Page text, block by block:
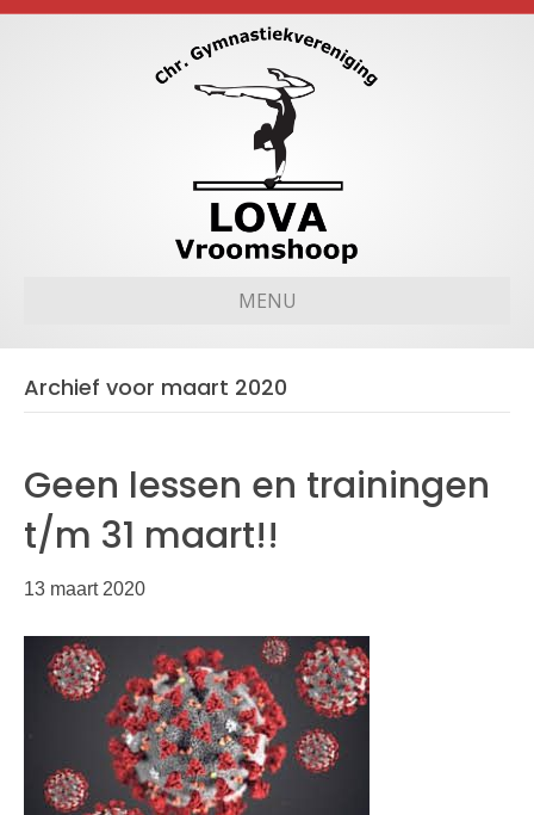
MENU
Archief voor maart 2020
Geen lessen en trainingen
t/m 31 maart!!
13 maart 2020